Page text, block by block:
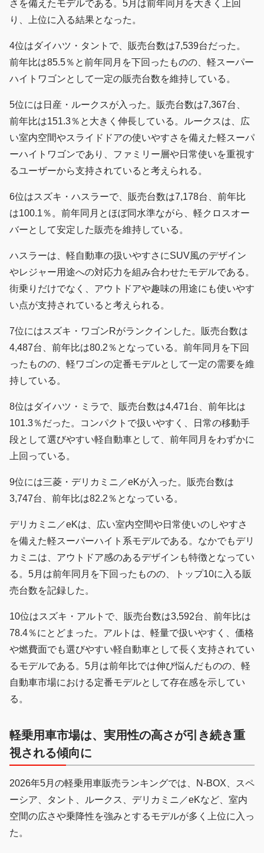
さを備えたモデルである。5月は前年同月を大きく上回
り、上位に入る結果となった。
4位はダイハツ・タントで、販売台数は7,539台だった。
前年比は85.5％と前年同月を下回ったものの、軽スーパー
ハイトワゴンとして一定の販売台数を維持している。
5位には日産・ルークスが入った。販売台数は7,367台、
前年比は151.3％と大きく伸長している。ルークスは、広
い室内空間やスライドドアの使いやすさを備えた軽スーパ
ーハイトワゴンであり、ファミリー層や日常使いを重視す
るユーザーから支持されていると考えられる。
6位はスズキ・ハスラーで、販売台数は7,178台、前年比
は100.1％。前年同月とほぼ同水準ながら、軽クロスオー
バーとして安定した販売を維持している。
ハスラーは、軽自動車の扱いやすさにSUV風のデザイン
やレジャー用途への対応力を組み合わせたモデルである。
街乗りだけでなく、アウトドアや趣味の用途にも使いやす
い点が支持されていると考えられる。
7位にはスズキ・ワゴンRがランクインした。販売台数は
4,487台、前年比は80.2％となっている。前年同月を下回
ったものの、軽ワゴンの定番モデルとして一定の需要を維
持している。
8位はダイハツ・ミラで、販売台数は4,471台、前年比は
101.3％だった。コンパクトで扱いやすく、日常の移動手
段として選びやすい軽自動車として、前年同月をわずかに
上回っている。
9位には三菱・デリカミニ／eKが入った。販売台数は
3,747台、前年比は82.2％となっている。
デリカミニ／eKは、広い室内空間や日常使いのしやすさ
を備えた軽スーパーハイト系モデルである。なかでもデリ
カミニは、アウトドア感のあるデザインも特徴となってい
る。5月は前年同月を下回ったものの、トップ10に入る販
売台数を記録した。
10位はスズキ・アルトで、販売台数は3,592台、前年比は
78.4％にとどまった。アルトは、軽量で扱いやすく、価格
や燃費面でも選びやすい軽自動車として長く支持されてい
るモデルである。5月は前年比では伸び悩んだものの、軽
自動車市場における定番モデルとして存在感を示してい
る。
軽乗用車市場は、実用性の高さが引き続き重
視される傾向に
2026年5月の軽乗用車販売ランキングでは、N-BOX、スペ
ーシア、タント、ルークス、デリカミニ／eKなど、室内
空間の広さや乗降性を強みとするモデルが多く上位に入っ
た。